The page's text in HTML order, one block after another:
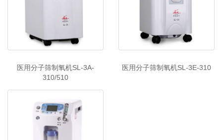
医用分子筛制氧机SL-3A-
310/510
医用分子筛制氧机SL-3E-310